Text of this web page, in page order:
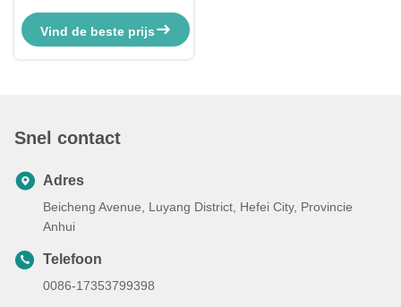
beschermen van ramen
Vind de beste prijs
Snel contact
Adres
Beicheng Avenue, Luyang District, Hefei City, Provincie
Anhui
Telefoon
0086-17353799398